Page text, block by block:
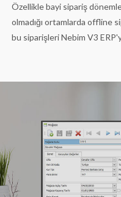
Özellikle bayi sipariş
olmadığı ortamlarda offline
bu siparişleri Nebim V3